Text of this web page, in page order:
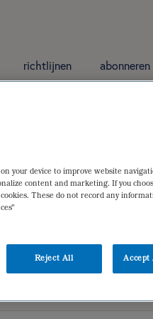
richtlijnen abonneren
hebben of
verantwoording |
your device to improve website
content and marketing. If you
These do not record any
Reject All